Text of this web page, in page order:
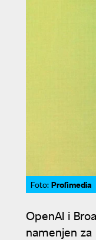
Foto: Profimedia
OpenAI i
namenjen